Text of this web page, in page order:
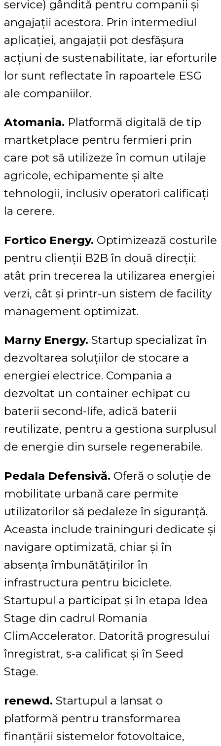
service) gândită pentru companii și
angajații acestora. Prin intermediul
aplicației, angajații pot desfășura
acțiuni de sustenabilitate, iar eforturile
lor sunt reflectate în rapoartele ESG
ale companiilor.
Atomania. Platformă digitală de tip
martketplace pentru fermieri prin
care pot să utilizeze în comun utilaje
agricole, echipamente și alte
tehnologii, inclusiv operatori calificați
la cerere.
Fortico Energy. Optimizează costurile
pentru clienții B2B în două direcții:
atât prin trecerea la utilizarea energiei
verzi, cât și printr-un sistem de facility
management optimizat.
Marny Energy. Startup specializat în
dezvoltarea soluțiilor de stocare a
energiei electrice. Compania a
dezvoltat un container echipat cu
baterii second-life, adică baterii
reutilizate, pentru a gestiona surplusul
de energie din sursele regenerabile.
Pedala Defensivă. Oferă o soluție de
mobilitate urbană care permite
utilizatorilor să pedaleze în siguranță.
Aceasta include traininguri dedicate și
navigare optimizată, chiar și în
absența îmbunătățirilor în
infrastructura pentru biciclete.
Startupul a participat și în etapa Idea
Stage din cadrul Romania
ClimAccelerator. Datorită progresului
înregistrat, s-a calificat și în Seed
Stage.
renewd. Startupul a lansat o
platformă pentru transformarea
finanțării sistemelor fotovoltaice,